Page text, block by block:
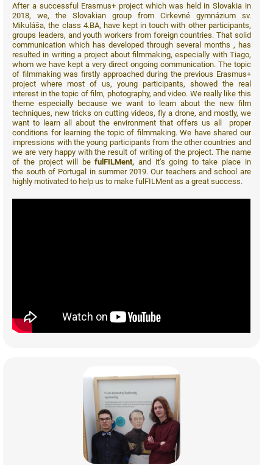
After a successful Erasmus+ project which was held in Slovakia in
2018, we, the Slovakian group from Cirkevné gymnázium sv.
Mikuláša, the class 4.BA, have kept in touch with other participants,
groups leaders, and youth workers from foreign countries. That solid
communication which has developed through several months , has
resulted in writing a project about filmmaking, especially with Tiago,
whom we have kept a very direct ongoing communication. The topic
of filmmaking was firstly approached during the previous Erasmus+
project where most of us, young participants, showed the real
interest in the topic of film, photography, and video. We really like this
theme especially because we want to learn about the new film
techniques, new tricks on cutting videos, fly a drone, and mostly, we
want to learn all about the environment that offers us all proper
conditions for learning the topic of filmmaking. We have shared our
impressions with the young participants from the other countries and
we are very happy with the result of writing of the project. The name
of the project will befulFILMent,and it’s going to take place in
the south of Portugal in summer 2019. Our teachers and school are
highly motivated to help us to make fulFILMent as a great success.